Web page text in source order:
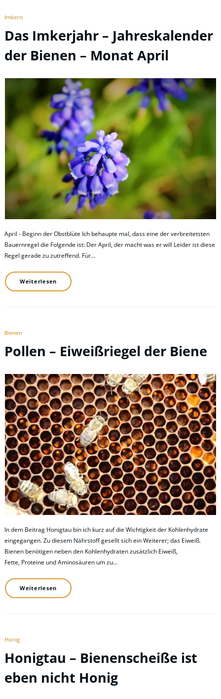
Imkern
Das Imkerjahr – Jahreskalender
der Bienen – Monat April
April - Beginn der Obstblüte Ich behaupte mal, dass eine der verbreitetsten
Bauernregel die Folgende ist: Der April, der macht was er will Leider ist diese
Regel gerade zu zutreffend. Für…
Weiterlesen
Bienen
Pollen – Eiweißriegel der Biene
In dem Beitrag Honigtau bin ich kurz auf die Wichtigkeit der Kohlenhydrate
eingegangen. Zu diesem Nährstoff gesellt sich ein Weiterer; das Eiweiß.
Bienen benötigen neben den Kohlenhydraten zusätzlich Eiweiß,
Fette, Proteine und Aminosäuren um zu…
Weiterlesen
Honig
Honigtau – Bienenscheiße ist
eben nicht Honig